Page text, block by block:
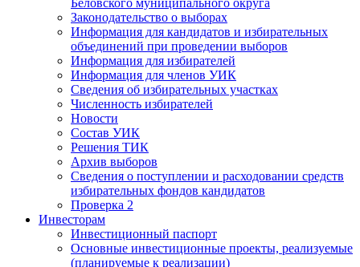
Беловского муниципального округа
Законодательство о выборах
Информация для кандидатов и избирательных
объединений при проведении выборов
Информация для избирателей
Информация для членов УИК
Сведения об избирательных участках
Численность избирателей
Новости
Состав УИК
Решения ТИК
Архив выборов
Сведения о поступлении и расходовании средств
избирательных фондов кандидатов
Проверка 2
Инвесторам
Инвестиционный паспорт
Основные инвестиционные проекты, реализуемые
(планируемые к реализации)